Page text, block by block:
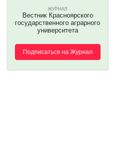
ЖУРНАЛ
Вестник Красноярского
государственного аграрного
университета
Подписаться на Журнал